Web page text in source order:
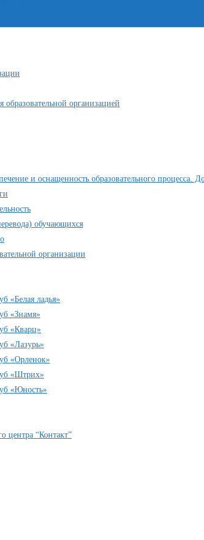
организацией
и оснащенность образовательного процесса.
обучающихся
организации
«Белая ладья»
«Знамя»
«Кварц»
«Лазурь»
«Орленок»
«Штрих»
«Юность»
“Контакт”